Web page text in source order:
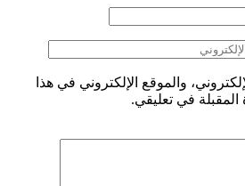
والموقع الإلكتروني في هذا
المقبلة في تعليقي.